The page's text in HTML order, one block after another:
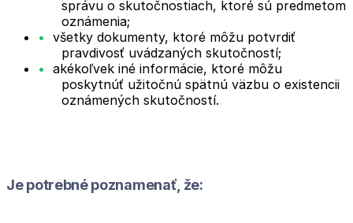
správu o skutočnostiach, ktoré sú predmetom
oznámenia;
všetky dokumenty, ktoré môžu potvrdiť
pravdivosť uvádzaných skutočností;
akékoľvek iné informácie, ktoré môžu
poskytnúť užitočnú spätnú väzbu o existencii
oznámených skutočností.
Je potrebné poznamenať, že: